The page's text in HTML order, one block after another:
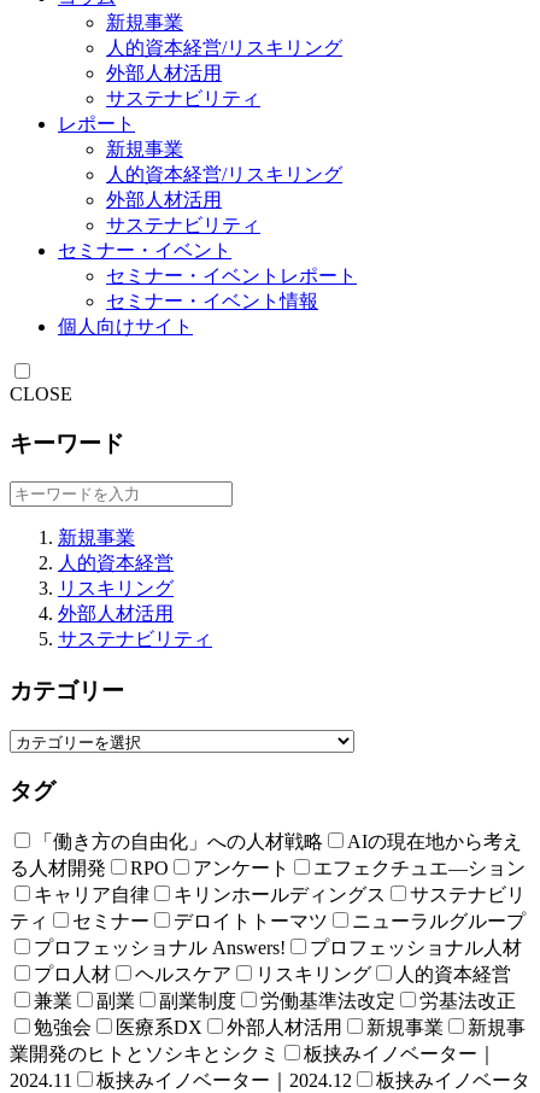
新規事業
人的資本経営/リスキリング
外部人材活用
サステナビリティ
レポート
新規事業
人的資本経営/リスキリング
外部人材活用
サステナビリティ
セミナー・イベント
セミナー・イベントレポート
セミナー・イベント情報
個人向けサイト
CLOSE
キーワード
新規事業
人的資本経営
リスキリング
外部人材活用
サステナビリティ
カテゴリー
タグ
「働き方の自由化」への人材戦略
AIの現在地から考え
る人材開発
RPO アンケート
エフェクチュエ―ション
キャリア自律
キリンホールディングス
サステナビリ
ティ
セミナー デロイトトーマツ
ニューラルグループ
プロフェッショナル Answers!
プロフェッショナル人材
プロ人材
ヘルスケア リスキリング
人的資本経営
兼業
副業 副業制度 労働基準法改定
労基法改正
勉強会
医療系DX 外部人材活用 新規事業
新規事
業開発のヒトとソシキとシクミ
板挟みイノベーター｜
2024.11
板挟みイノベーター｜2024.12
板挟みイノベータ